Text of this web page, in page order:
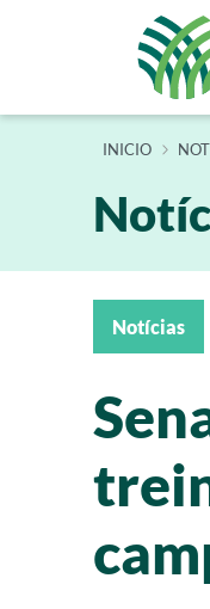
INÍCIO
Notícias